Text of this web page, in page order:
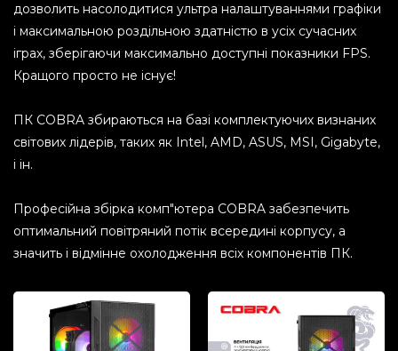
дозволить насолодитися ультра налаштуваннями графіки
і максимальною роздільною здатністю в усіх сучасних
іграх, зберігаючи максимально доступні показники FPS.
Кращого просто не існує!
ПК COBRA збираються на базі комплектуючих визнаних
світових лідерів, таких як Intel, AMD, ASUS, MSI, Gigabyte,
і ін.
Професійна збірка комп"ютера COBRA забезпечить
оптимальний повітряний потік всередині корпусу, а
значить і відмінне охолодження всіх компонентів ПК.